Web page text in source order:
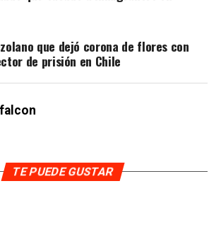
que dejó corona de flores con
de prisión en Chile
TE PUEDE GUSTAR